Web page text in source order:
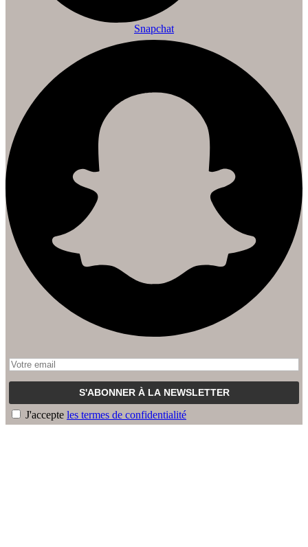
Snapchat
J'accepte les termes de confidentialité